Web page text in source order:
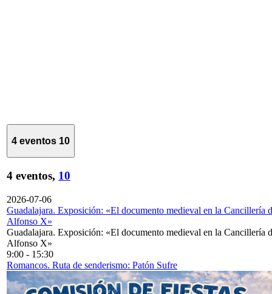
4 eventos 10
4 eventos, 10
2026-07-06
Guadalajara. Exposición: «El documento medieval en la Cancillería
Alfonso X»
Guadalajara. Exposición: «El documento medieval en la Cancillería
Alfonso X»
9:00 - 15:30
Romancos. Ruta de senderismo: Patón Sufre